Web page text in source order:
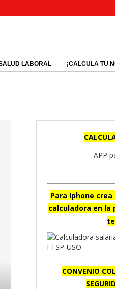
LABORAL ¡CALCULA TU
APP
Para Iphone
calculadora en la
CONVENIO